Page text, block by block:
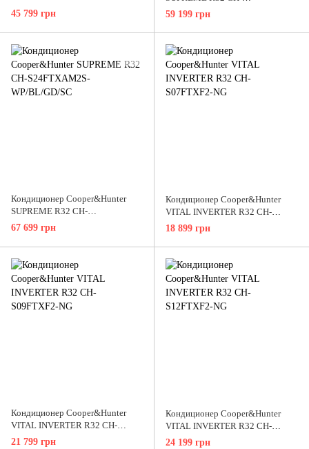
S12FTXAM2S-WP/BL/GD/SC
45 799 грн
S18FTXAM2S-WP/BL/GD/SC
59 199 грн
Кондиционер Cooper&Hunter
SUPREME R32 CH-
S24FTXAM2S-WP/BL/GD/SC
67 699 грн
Кондиционер Cooper&Hunter
VITAL INVERTER R32 CH-
S07FTXF2-NG
18 899 грн
Кондиционер Cooper&Hunter
VITAL INVERTER R32 CH-
S09FTXF2-NG
21 799 грн
Кондиционер Cooper&Hunter
VITAL INVERTER R32 CH-
S12FTXF2-NG
24 199 грн